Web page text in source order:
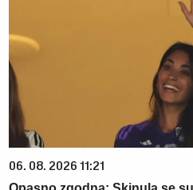
06. 08. 2026 11:21